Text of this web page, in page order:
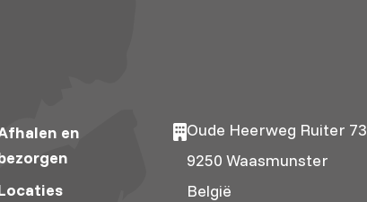
en
Oude Heerweg Ruiter 73
9250 Waasmunster
België